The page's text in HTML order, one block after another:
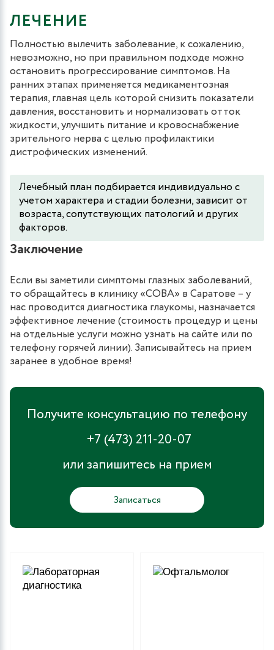
ЛЕЧЕНИЕ
Полностью вылечить заболевание, к сожалению,
невозможно, но при правильном подходе можно
остановить прогрессирование симптомов. На
ранних этапах применяется медикаментозная
терапия, главная цель которой снизить показатели
давления, восстановить и нормализовать отток
жидкости, улучшить питание и кровоснабжение
зрительного нерва с целью профилактики
дистрофических изменений.
Лечебный план подбирается индивидуально с
учетом характера и стадии болезни, зависит от
возраста, сопутствующих патологий и других
факторов.
Заключение
Если вы заметили симптомы глазных заболеваний,
то обращайтесь в клинику «СОВА» в Саратове – у
нас проводится диагностика глаукомы, назначается
эффективное лечение (стоимость процедур и цены
на отдельные услуги можно узнать на сайте или по
телефону горячей линии). Записывайтесь на прием
заранее в удобное время!
Получите консультацию по телефону
+7 (473) 211-20-07
или запишитесь на прием
Записаться